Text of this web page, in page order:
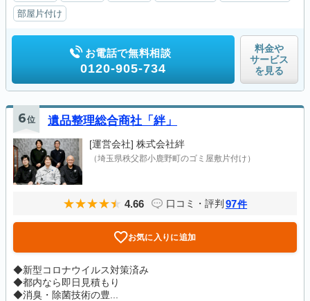
部屋片付け
お電話で無料相談
0120-905-734
料金や
サービス
を見る
6位 遺品整理総合商社「絆」
[運営会社] 株式会社絆
（埼玉県秩父郡小鹿野町のゴミ屋敷片付け）
4.66 口コミ・評判 97件
お気に入りに追加
◆新型コロナウイルス対策済み
◆都内なら即日見積もり
◆消臭・除菌技術の豊...